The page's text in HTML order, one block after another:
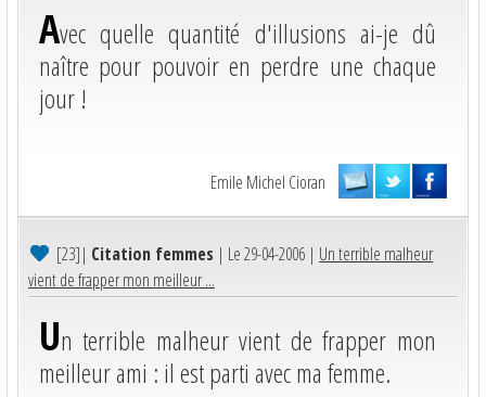
Avec quelle quantité d'illusions ai-je dû
naître pour pouvoir en perdre une chaque
jour !
Emile Michel Cioran
[23]| Citation femmes | Le 29-04-2006 | Un terrible malheur
vient de frapper mon meilleur ...
Un terrible malheur vient de frapper mon
meilleur ami : il est parti avec ma femme.